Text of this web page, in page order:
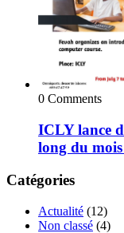
0 Comments
ICLY lance
long du
Catégories
Actualité (12)
Non classé (4)